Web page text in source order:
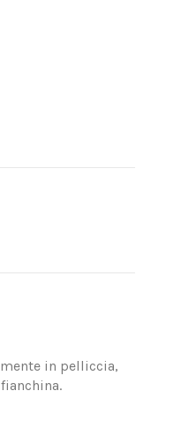
in pelliccia,